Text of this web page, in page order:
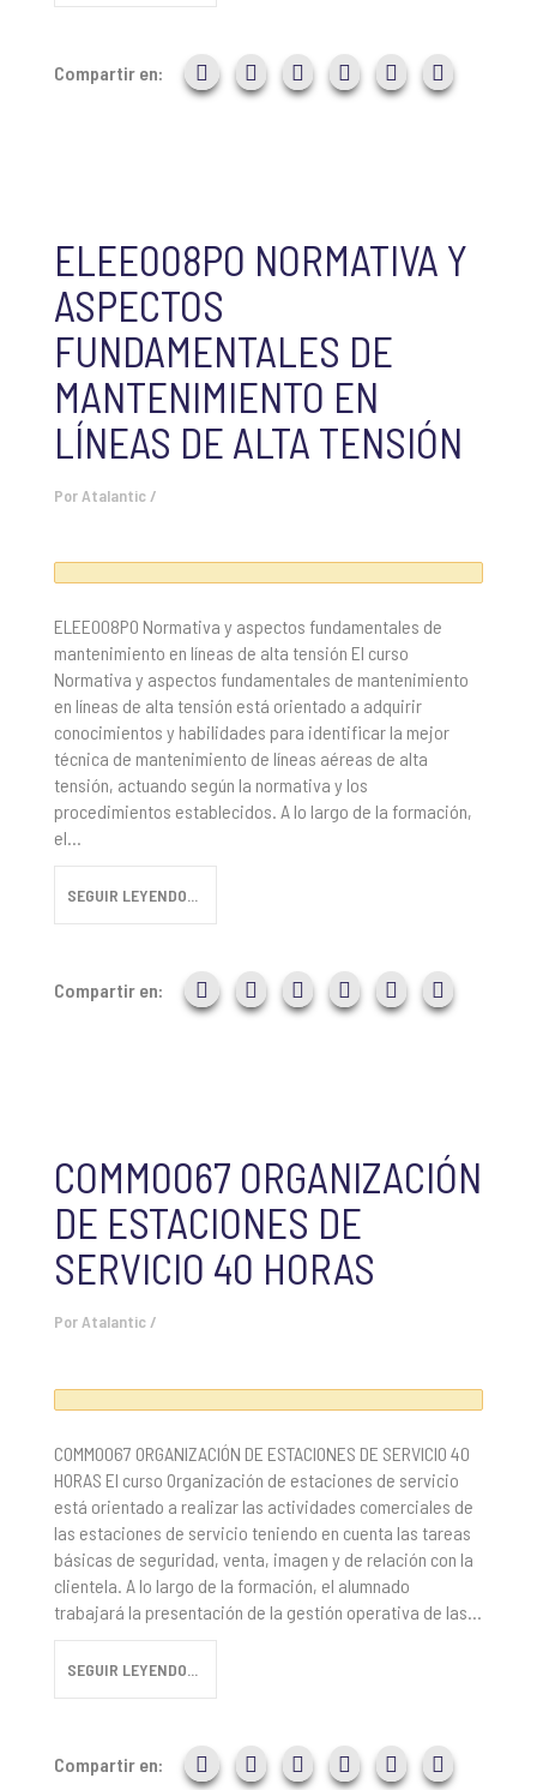
Compartir en:
ELEE008PO NORMATIVA Y
ASPECTOS
FUNDAMENTALES DE
MANTENIMIENTO EN
LÍNEAS DE ALTA TENSIÓN
Por Atalantic /
ELEE008PO Normativa y aspectos fundamentales de
mantenimiento en líneas de alta tensión El curso
Normativa y aspectos fundamentales de mantenimiento
en líneas de alta tensión está orientado a adquirir
conocimientos y habilidades para identificar la mejor
técnica de mantenimiento de líneas aéreas de alta
tensión, actuando según la normativa y los
procedimientos establecidos. A lo largo de la formación,
el...
SEGUIR LEYENDO...
Compartir en:
COMM0067 ORGANIZACIÓN
DE ESTACIONES DE
SERVICIO 40 HORAS
Por Atalantic /
COMM0067 ORGANIZACIÓN DE ESTACIONES DE SERVICIO 40
HORAS El curso Organización de estaciones de servicio
está orientado a realizar las actividades comerciales de
las estaciones de servicio teniendo en cuenta las tareas
básicas de seguridad, venta, imagen y de relación con la
clientela. A lo largo de la formación, el alumnado
trabajará la presentación de la gestión operativa de las...
SEGUIR LEYENDO...
Compartir en: